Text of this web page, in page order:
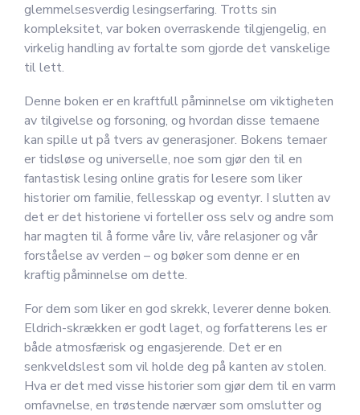
glemmelsesverdig lesingserfaring. Trotts sin
kompleksitet, var boken overraskende tilgjengelig, en
virkelig handling av fortalte som gjorde det vanskelige
til lett.
Denne boken er en kraftfull påminnelse om viktigheten
av tilgivelse og forsoning, og hvordan disse temaene
kan spille ut på tvers av generasjoner. Bokens temaer
er tidsløse og universelle, noe som gjør den til en
fantastisk lesing online gratis for lesere som liker
historier om familie, fellesskap og eventyr. I slutten av
det er det historiene vi forteller oss selv og andre som
har magten til å forme våre liv, våre relasjoner og vår
forståelse av verden – og bøker som denne er en
kraftig påminnelse om dette.
For dem som liker en god skrekk, leverer denne boken.
Eldrich-skrækken er godt laget, og forfatterens les er
både atmosfærisk og engasjerende. Det er en
senkveldslest som vil holde deg på kanten av stolen.
Hva er det med visse historier som gjør dem til en varm
omfavnelse, en trøstende nærvær som omslutter og